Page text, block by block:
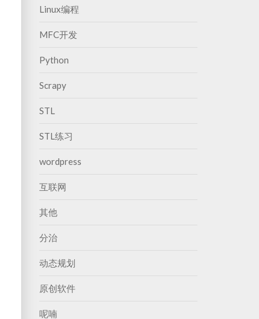
Linux编程
MFC开发
Python
Scrapy
STL
STL练习
wordpress
互联网
其他
分治
动态规划
原创软件
呢喃